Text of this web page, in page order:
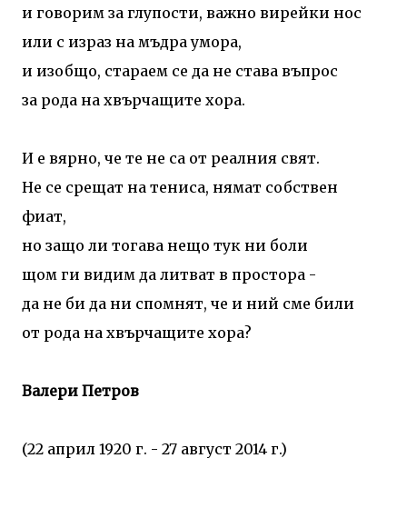
и говорим за глупости, важно вирейки нос
или с израз на мъдра умора,
и изобщо, стараем се да не става въпрос
за рода на хвърчащите хора.
И е вярно, че те не са от реалния свят.
Не се срещат на тениса, нямат собствен
фиат,
но защо ли тогава нещо тук ни боли
щом ги видим да литват в простора -
да не би да ни спомнят, че и ний сме били
от рода на хвърчащите хора?
Валери Петров
(22 април 1920 г. - 27 август 2014 г.)